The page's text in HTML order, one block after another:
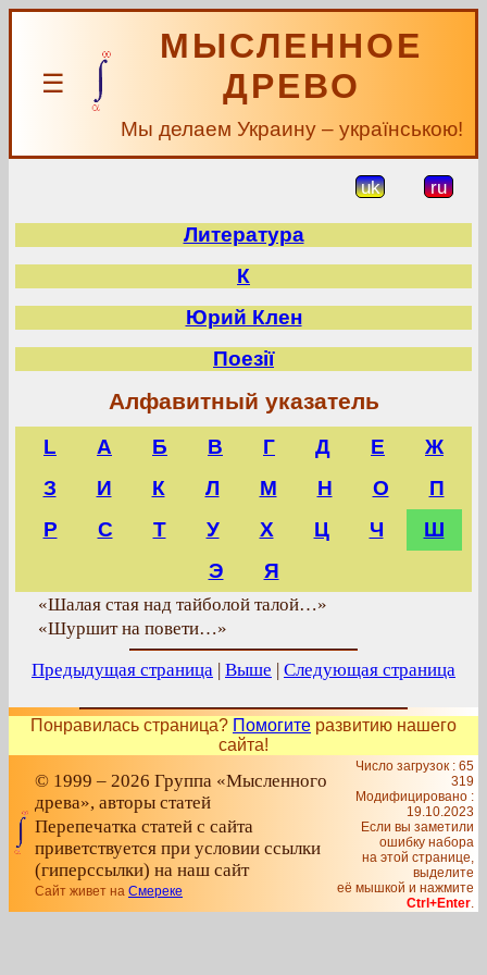
☰
МЫСЛЕННОЕ
ДРЕВО
Мы делаем Украину – українською!
uk ru
Литература
К
Юрий Клен
Поезії
Алфавитный указатель
L А Б В Г Д Е
Ж
З
И К Л М Н О
П
Р
С Т У Х Ц Ч
Ш
Э
Я
«Шалая стая над тайболой талой…»
«Шуршит на повети…»
Предыдущая страница | Выше | Следующая страница
Понравилась страница? Помогите развитию нашего
сайта!
© 1999 – 2026 Группа «Мысленного
древа», авторы статей
Перепечатка статей с сайта
приветствуется при условии ссылки
(гиперссылки) на наш сайт
Сайт живет на Смереке
Число загрузок : 65
319
Модифицировано :
19.10.2023
Если вы заметили
ошибку набора
на этой странице,
выделите
её мышкой и нажмите
Ctrl+Enter.